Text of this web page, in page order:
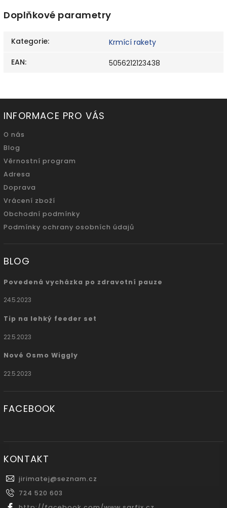
Doplňkové parametry
Kategorie:
Krmící rakety
EAN: 5056212123438
INFORMACE PRO VÁS
O nás
Blog
Věrnostní program
Adresa
Doprava
Vrácení zboží
Obchodní podmínky
Podmínky ochrany osobních údajů
BLOG
Povedená vycházka po zdravotní pauze
24.5.2023
Tip na lehký feeder set
22.5.2023
Nové Osmo Wiggly
22.5.2023
FACEBOOK
KONTAKT
jirimatej@seznam.cz
724 520 603